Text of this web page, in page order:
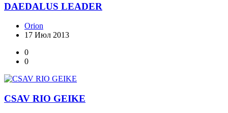
DAEDALUS LEADER
Orion
17 Июл 2013
0
0
CSAV RIO GEIKE